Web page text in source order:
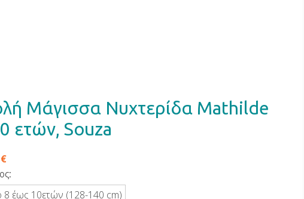
Μάγισσα Νυχτερίδα Mathilde
ετών, Souza
8 έως 10ετών (128-140 cm)